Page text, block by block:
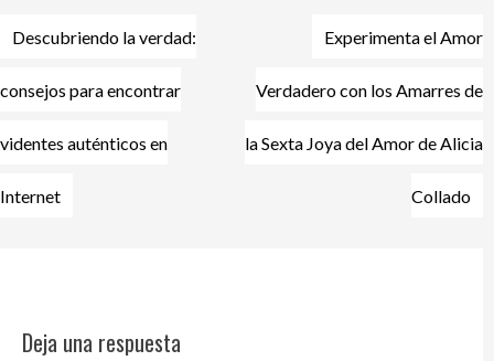
Navegación
de
Descubriendo la verdad:
consejos para encontrar
videntes auténticos en
Internet
Experimenta el Amor
Verdadero con los Amarres de
la Sexta Joya del Amor de Alicia
Collado
Deja una respuesta